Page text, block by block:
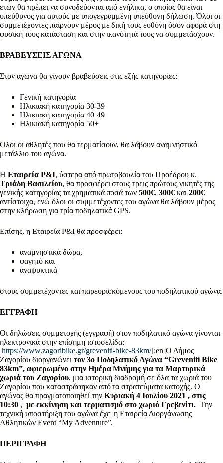
ετών θα πρέπει να συνοδεύονται από ενήλικα, ο οποίος θα είναι
υπεύθυνος για αυτούς με υπογεγραμμένη υπεύθυνη δήλωση. Όλοι οι
συμμετέχοντες παίρνουν μέρος με δική τους ευθύνη όσον αφορά στη
φυσική τους κατάσταση και στην ικανότητά τους να συμμετάσχουν.
ΒΡΑΒΕΥΣΕΙΣ ΑΓΩΝΑ
Στον αγώνα θα γίνουν βραβεύσεις στις εξής κατηγορίες:
Γενική κατηγορία
Ηλικιακή κατηγορία 30-39
Ηλικιακή κατηγορία 40-49
Ηλικιακή κατηγορία 50+
Όλοι οι αθλητές που θα τερματίσουν, θα λάβουν αναμνηστικό
μετάλλιο του αγώνα.
Η Εταιρεία P&I, ύστερα από πρωτοβουλία του Προέδρου κ.
Τριάδη Βασιλείου, θα προσφέρει στους τρεις πρώτους νικητές της
γενικής κατηγορίας τα χρηματικά ποσά των 500€, 300€ και 200€
αντίστοιχα, ενώ όλοι οι συμμετέχοντες του αγώνα θα λάβουν μέρος
στην κλήρωση για τρία ποδηλατικά GPS.
Επίσης, η Εταιρεία P&I θα προσφέρει:
αναμνηστικά δώρα,
φαγητό και
αναψυκτικά
στους συμμετέχοντες και παρευρισκόμενους του ποδηλατικού αγώνα.
ΕΓΓΡΑΦΗ
Οι δηλώσεις συμμετοχής (εγγραφή) στον ποδηλατικό αγώνα γίνονται
ηλεκτρονικά στην επίσημη ιστοσελίδα:
https://www.zagoribike.gr/greveniti-bike-83km/[:en]Ο Δήμος
Ζαγορίου διοργανώνει τον 3ο Ποδηλατικό Αγώνα “Greveniti Bike
83km”, αφιερωμένο στην Ημέρα Μνήμης για τα Μαρτυρικά
χωριά του Ζαγορίου, μια ιστορική διαδρομή σε όλα τα χωριά του
Ζαγορίου που καταστράφηκαν από τα στρατεύματα κατοχής. Ο
αγώνας θα πραγματοποιηθεί την Κυριακή 4 Ιουλίου 2021 , στις
10:30 , με εκκίνηση και τερματισμό στο χωριό Γρεβενίτι. Tην
τεχνική υποστήριξη του αγώνα έχει η Εταιρεία Διοργάνωσης
Αθλητικών Event “My Adventure”.
ΠΕΡΙΓΡΑΦΗ